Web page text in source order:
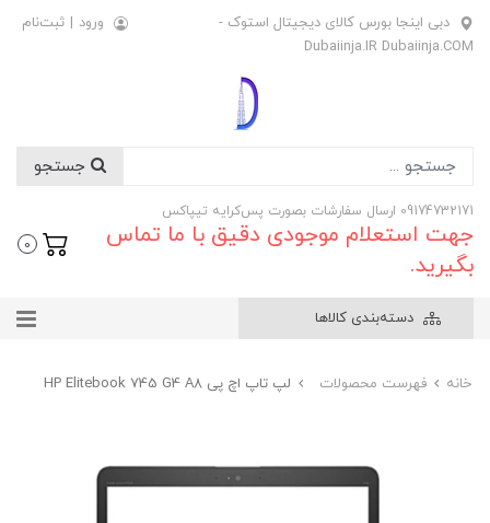
دبی اینجا بورس کالای دیجیتال استوک -
Dubaiinja.IR Dubaiinja.COM
ورود | ثبت‌نام
09174732171 ارسال سفارشات بصورت پس‌کرایه تیپاکس
جهت استعلام موجودی دقیق با ما تماس
بگیرید.
0
دسته‌بندی کالاها
خانه فهرست محصولات لپ تاپ اچ پی HP Elitebook 745 G4 A8